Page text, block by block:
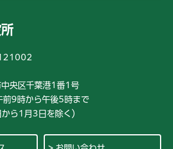
央区千葉港1番1号
前9時から午後5時まで
ら1月3日を除く）